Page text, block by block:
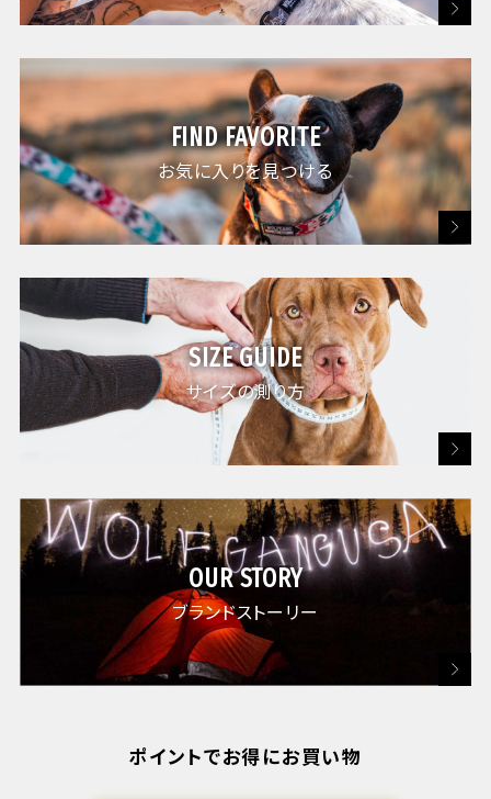
FIND FAVORITE
お気に入りを見つける
SIZE GUIDE
サイズの測り方
OUR STORY
ブランドストーリー
ポイントでお得にお買い物